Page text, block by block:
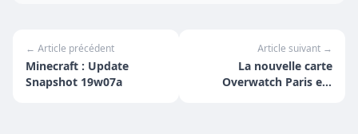
← Article précédent
Minecraft : Update
Snapshot 19w07a
Article suivant →
La nouvelle carte
Overwatch Paris est